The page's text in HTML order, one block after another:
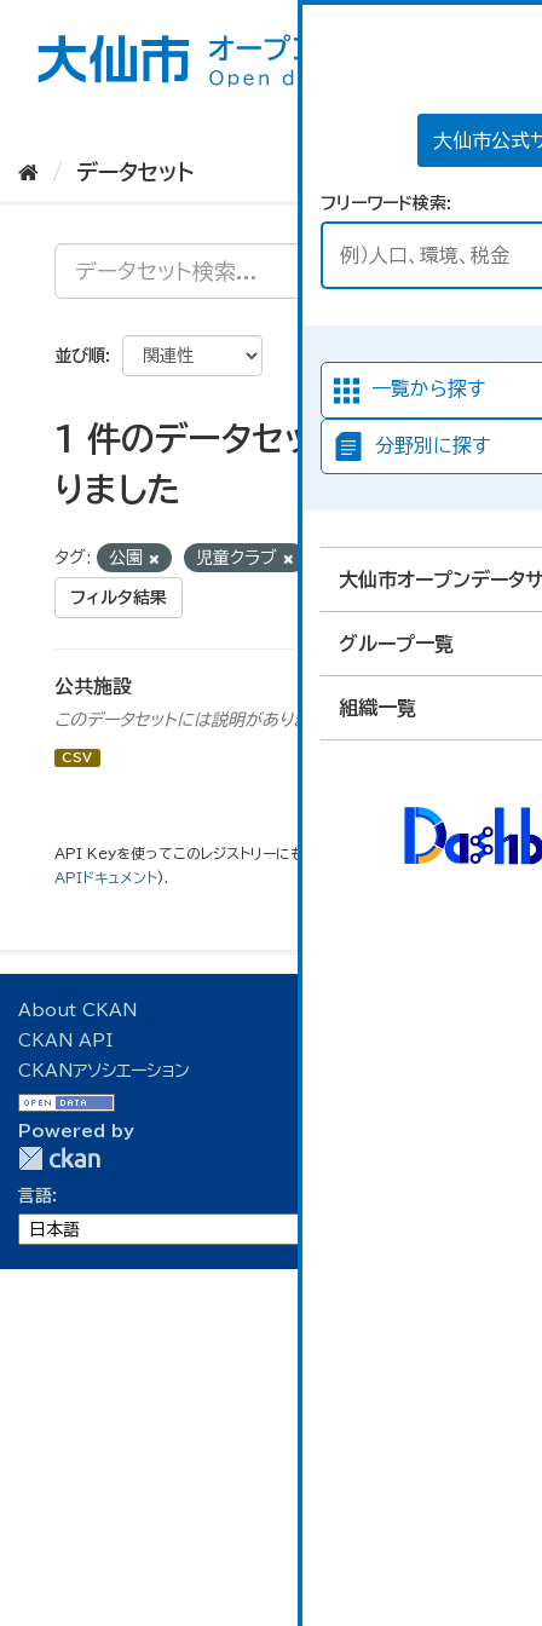
大仙市公式
フリーワード検索
一覧から探す
分野別に探す
大仙市オープンデータ
グループ一覧
組織一覧
データセット
並び順
1 件のデータセットが見つか
りました
タグ: 公園 児童クラブ
フィルタ結果
公共施設
このデータセットには説明がありません
CSV
API Keyを使ってこのレジストリーにもアクセス可能ですAPI(see
APIドキュメント).
About CKAN
CKAN API
CKANアソシエーション
Powered by
言語